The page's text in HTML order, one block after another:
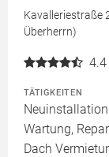
Kavalleriestraße
Überherrn)
4.4
TÄTIGKEITEN
Wartung,
Dach